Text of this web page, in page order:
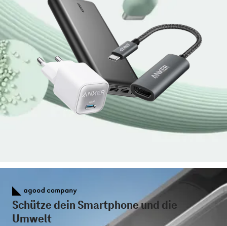
Schütze dein Smartphone und die
Umwelt